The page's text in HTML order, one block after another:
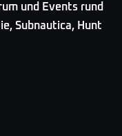
und Events rund
Subnautica, Hunt